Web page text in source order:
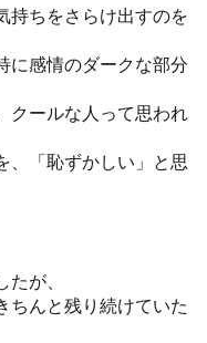
持ちをさらけ出すのを
に感情のダークな部分
クールな人って思われ
、「恥ずかしい」と思
が、
ちんと残り続けていた